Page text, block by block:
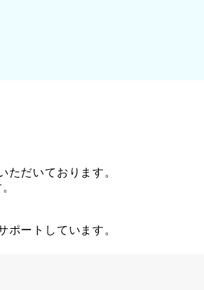
だいております。
ートしています。